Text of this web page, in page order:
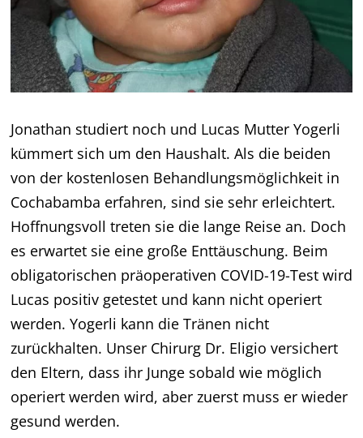
Jonathan studiert noch und Lucas Mutter Yogerli
kümmert sich um den Haushalt. Als die beiden
von der kostenlosen Behandlungsmöglichkeit in
Cochabamba erfahren, sind sie sehr erleichtert.
Hoffnungsvoll treten sie die lange Reise an. Doch
es erwartet sie eine große Enttäuschung. Beim
obligatorischen präoperativen COVID-19-Test wird
Lucas positiv getestet und kann nicht operiert
werden. Yogerli kann die Tränen nicht
zurückhalten. Unser Chirurg Dr. Eligio versichert
den Eltern, dass ihr Junge sobald wie möglich
operiert werden wird, aber zuerst muss er wieder
gesund werden.